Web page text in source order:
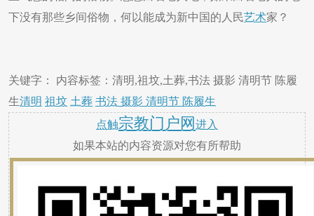
下没有那些乡间俗物，何以能成为新中国的人民艺术家？
关键字： 内容标签：清明,祖坟,土葬,书法 摄影 清明节 陈履
生清明 祖坟 土葬 书法 摄影 清明节 陈履生
点触宗教门户网 进入
如果本站的内容资源对您有所帮助